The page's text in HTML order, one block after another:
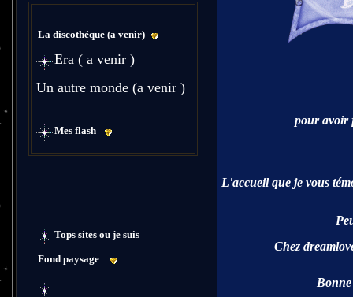
La discothéque (a venir)
Era ( a venir )
Un autre monde (a venir )
Mes flash
Tops sites ou je suis
Fond paysage
pour avoir
L'accueil que je vous
Chez